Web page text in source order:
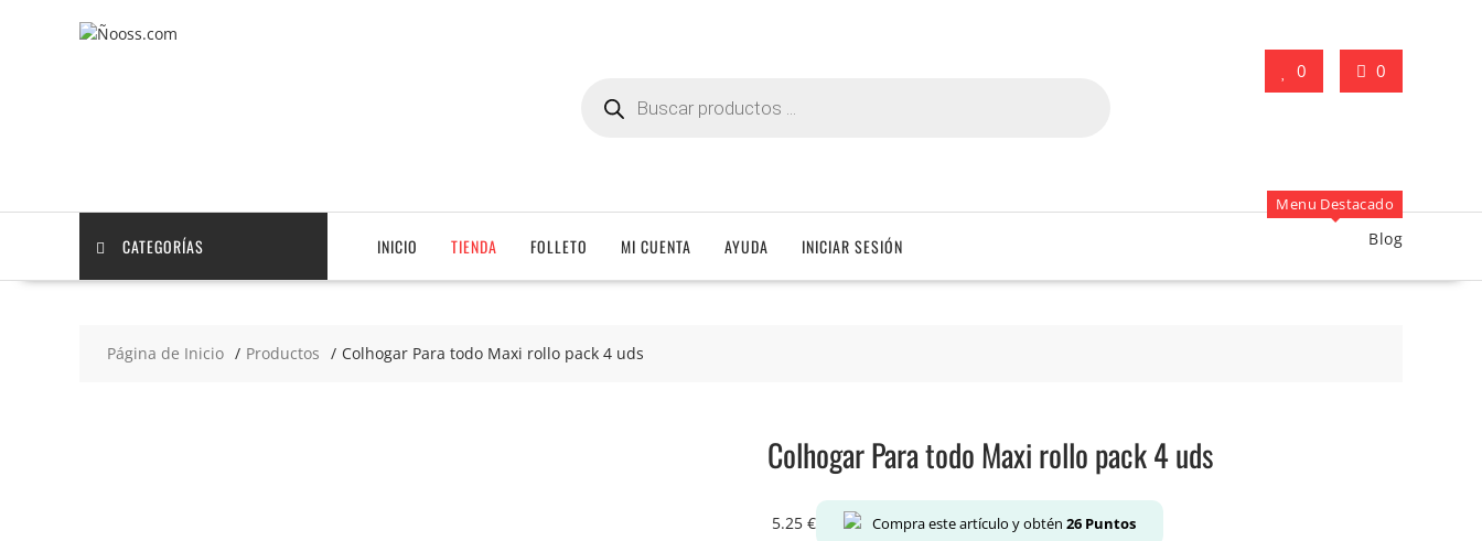
0 0
productos
CATEGORÍAS INICIO TIENDA FOLLETO MI CUENTA AYUDA INICIAR SESIÓN
Menu Destacado
Blog
Página de Inicio Productos Colhogar Para todo Maxi rollo pack 4 uds
Colhogar Para todo Maxi rollo pack 4 uds
5.25 € Compra este artículo y obtén 26 Puntos